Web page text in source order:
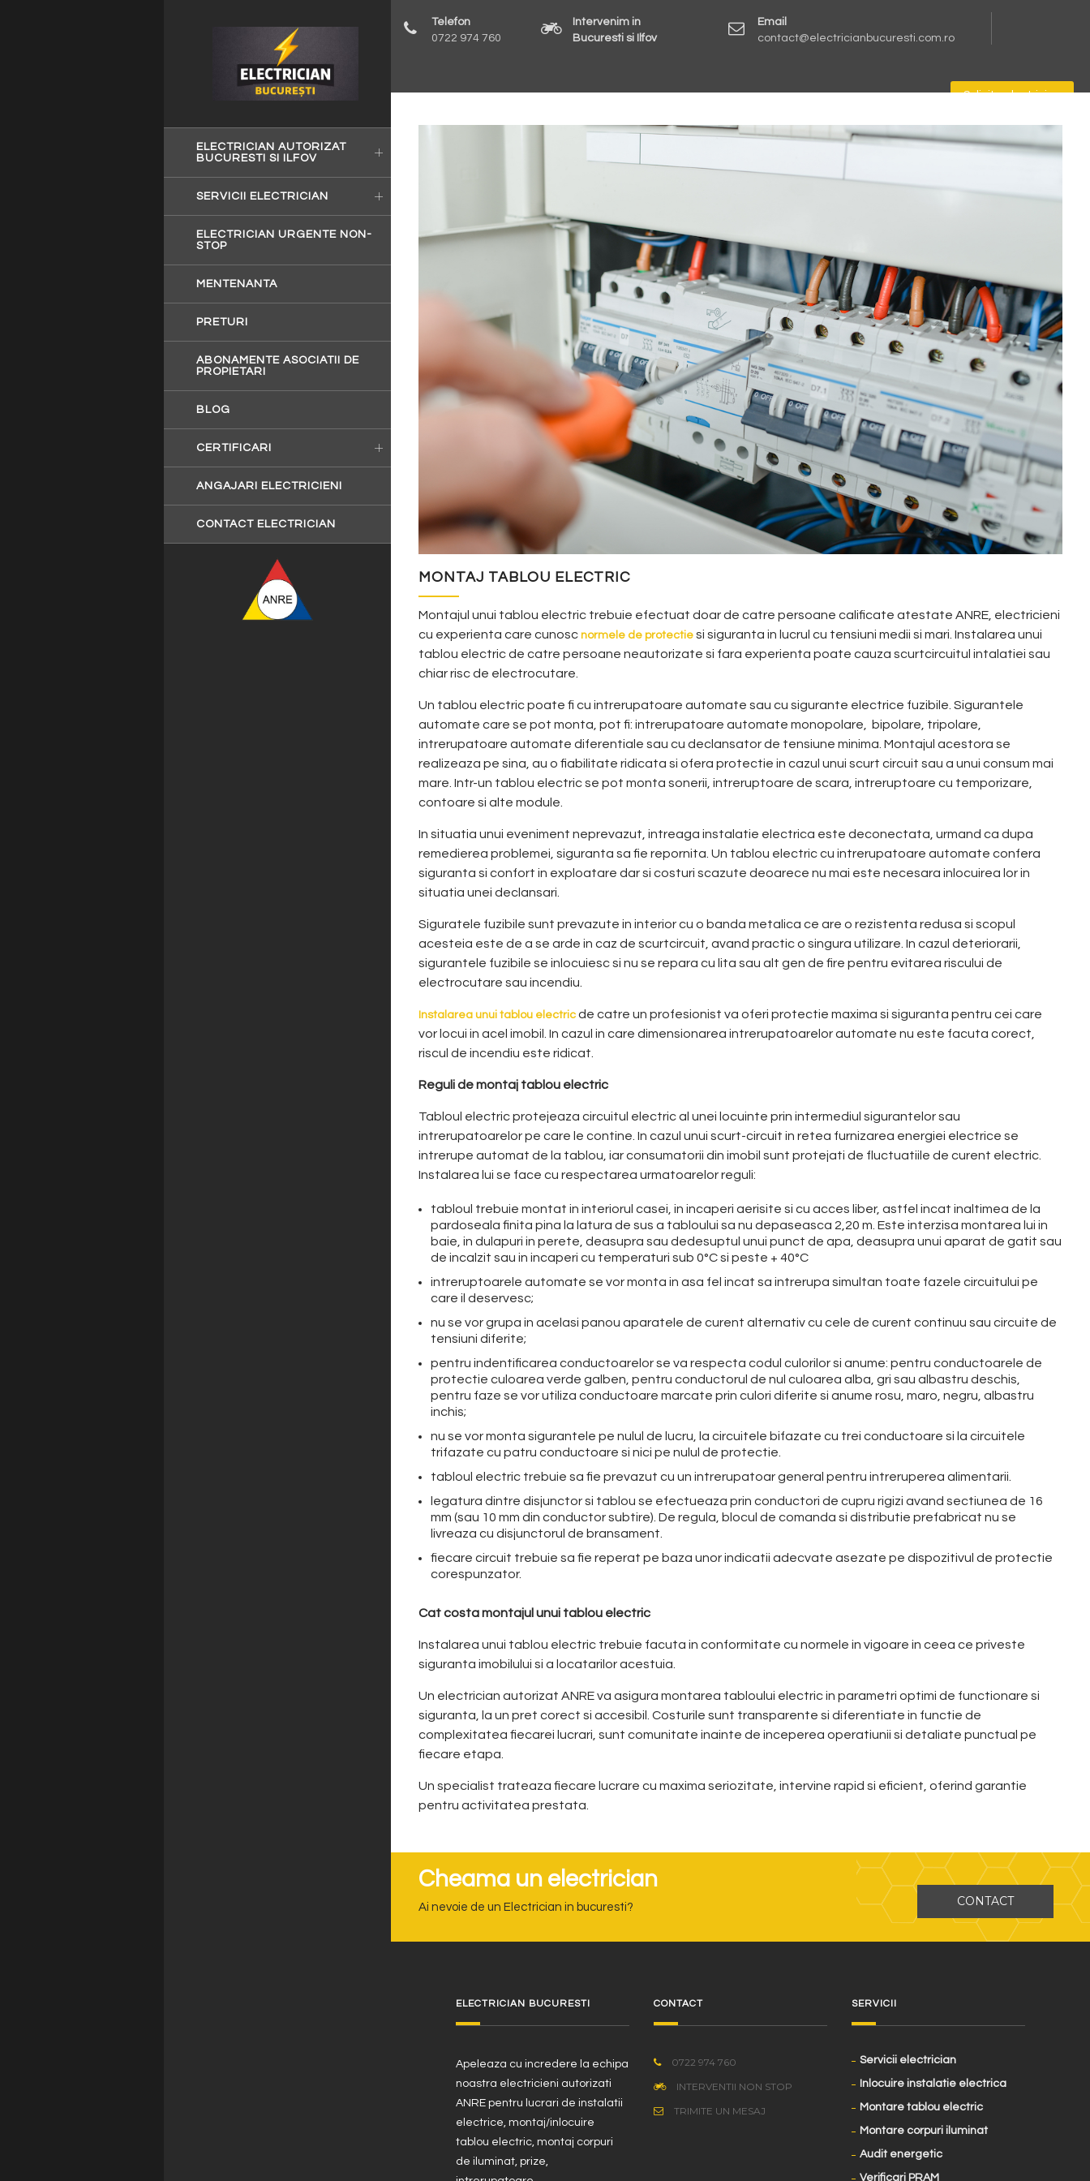
Telefon
0722 974 760
Intervenim in
Bucuresti si Ilfov
Email
contact@electricianbucuresti.com.ro
Solicita electrician
ELECTRICIAN AUTORIZAT
BUCURESTI SI ILFOV
SERVICII ELECTRICIAN
ELECTRICIAN URGENTE NON-
STOP
MENTENANTA
PRETURI
ABONAMENTE ASOCIATII DE
PROPIETARI
BLOG
CERTIFICARI
ANGAJARI ELECTRICIENI
CONTACT ELECTRICIAN
MONTAJ TABLOU ELECTRIC
Montajul unui tablou electric trebuie efectuat doar de catre persoane calificate atestate ANRE, electricieni
cu experienta care cunoscnormele de protectie si siguranta in lucrul cu tensiuni medii si mari. Instalarea unui
tablou electric de catre persoane neautorizate si fara experienta poate cauza scurtcircuitul intalatiei sau
chiar risc de electrocutare.
Un tablou electric poate fi cu intrerupatoare automate sau cu sigurante electrice fuzibile. Sigurantele
automate care se pot monta, pot fi: intrerupatoare automate monopolare, bipolare, tripolare,
intrerupatoare automate diferentiale sau cu declansator de tensiune minima. Montajul acestora se
realizeaza pe sina, au o fiabilitate ridicata si ofera protectie in cazul unui scurt circuit sau a unui consum mai
mare.Intr-un tablou electric se pot monta sonerii, intreruptoare de scara, intreruptoare cu temporizare,
contoare si alte module.
In situatia unui eveniment neprevazut, intreaga instalatie electrica este deconectata, urmand ca dupa
remedierea problemei, siguranta sa fie repornita. Un tablou electric cu intrerupatoare automate confera
siguranta si confort in exploatare dar si costuri scazute deoarece nu mai este necesara inlocuirea lor in
situatia unei declansari.
Siguratele fuzibile sunt prevazute in interior cu o banda metalica ce are o rezistenta redusa si scopul
acesteia este de a se arde in caz de scurtcircuit, avand practic o singura utilizare. In cazul deteriorarii,
sigurantele fuzibile se inlocuiesc si nu se repara cu lita sau alt gen de fire pentru evitarea riscului de
electrocutare sau incendiu.
Instalarea unui tablou electric de catre un profesionist va oferi protectie maxima si siguranta pentru cei care
vor locui in acel imobil.
In cazul in care dimensionarea intrerupatoarelor automate nu este facuta corect,
riscul de incendiu este ridicat.
Reguli de montaj tablou electric
Tabloul electric protejeaza circuitul electric al unei locuinte prin intermediul sigurantelor sau
intrerupatoarelor pe care le contine. In cazul unui scurt-circuit in retea furnizarea energiei electrice se
intrerupe automat de la tablou, iar consumatorii din imobil sunt protejati de fluctuatiile de curent electric.
Instalarea lui se face cu respectarea urmatoarelor reguli:
tabloul trebuie montat in interiorul casei, in incaperi aerisite si cu acces liber, astfel incatinaltimea de la
pardoseala finita pina la latura de sus a tabloului sa nu depaseasca 2,20 m . Este interzisa montarea lui in
baie, in dulapuri in perete, deasupra sau dedesuptul unui punct de apa, deasupra unui aparat de gatit sau
de incalzit sau inincaperi cu temperaturi sub 0°C si peste + 40°C
intreruptoarele automate se vor monta in asa fel incat sa intrerupa simultan toate fazele circuitului pe
care il deservesc;
nu se vor grupa in acelasi panou aparatele de curent alternativ cu cele de curent continuu sau circuite de
tensiuni diferite;
pentru indentificarea conductoarelor se va respecta codul culorilor si anume: pentru conductoarele de
protectie culoarea verde galben, pentru conductorul de nul culoarea alba, gri sau albastru deschis,
pentru faze se vor utiliza conductoare marcate prin culori diferite si anume rosu, maro, negru, albastru
inchis;
nu se vor monta sigurantele pe nulul de lucru, la circuitele bifazate cu trei conductoare si la circuitele
trifazate cu patru conductoare si nici pe nulul de protectie.
tabloul electric trebuie sa fie prevazut cu un intrerupatoar general pentru intreruperea alimentarii.
legatura dintre disjunctor si tablou se efectueaza prin conductori de cupru rigizi avand sectiunea de 16
mm (sau 10 mm din conductor subtire). De regula, blocul de comanda si distributie prefabricat nu se
livreaza cu disjunctorul de bransament.
fiecare circuit trebuie sa fie reperat pe baza unor indicatii adecvate asezate pe dispozitivul de protectie
corespunzator.
Cat costa montajul unui tablou electric
Instalarea unui tablou electric trebuie facuta in conformitate cu normele in vigoare in ceea ce priveste
siguranta imobilului si a locatarilor acestuia.
Un electrician autorizat ANRE va asigura montarea tabloului electric in parametri optimi de functionare si
siguranta, la un pret corect si accesibil. Costurile sunt transparente si diferentiate in functie de
complexitatea fiecarei lucrari, sunt comunitate inainte de inceperea operatiunii si detaliate punctual pe
fiecare etapa.
Un specialist trateaza fiecare lucrare cu maxima seriozitate, intervine rapid si eficient, oferind garantie
pentru activitatea prestata.
Cheama un electrician
Ai nevoie de un Electrician in bucuresti? CONTACT
ELECTRICIAN BUCURESTI
Apeleaza cu incredere la echipa
noastra electricieni autorizati
ANRE pentru lucrari de instalatii
electrice, montaj/inlocuire
tablou electric, montaj corpuri
de iluminat, prize,
CONTACT
0722 974 760
INTERVENTII NON STOP
TRIMITE UN MESAJ
SERVICII
Servicii electrician
Inlocuire instalatie electrica
Montare tablou electric
Montare corpuri iluminat
Audit energetic
Verificari PRAM